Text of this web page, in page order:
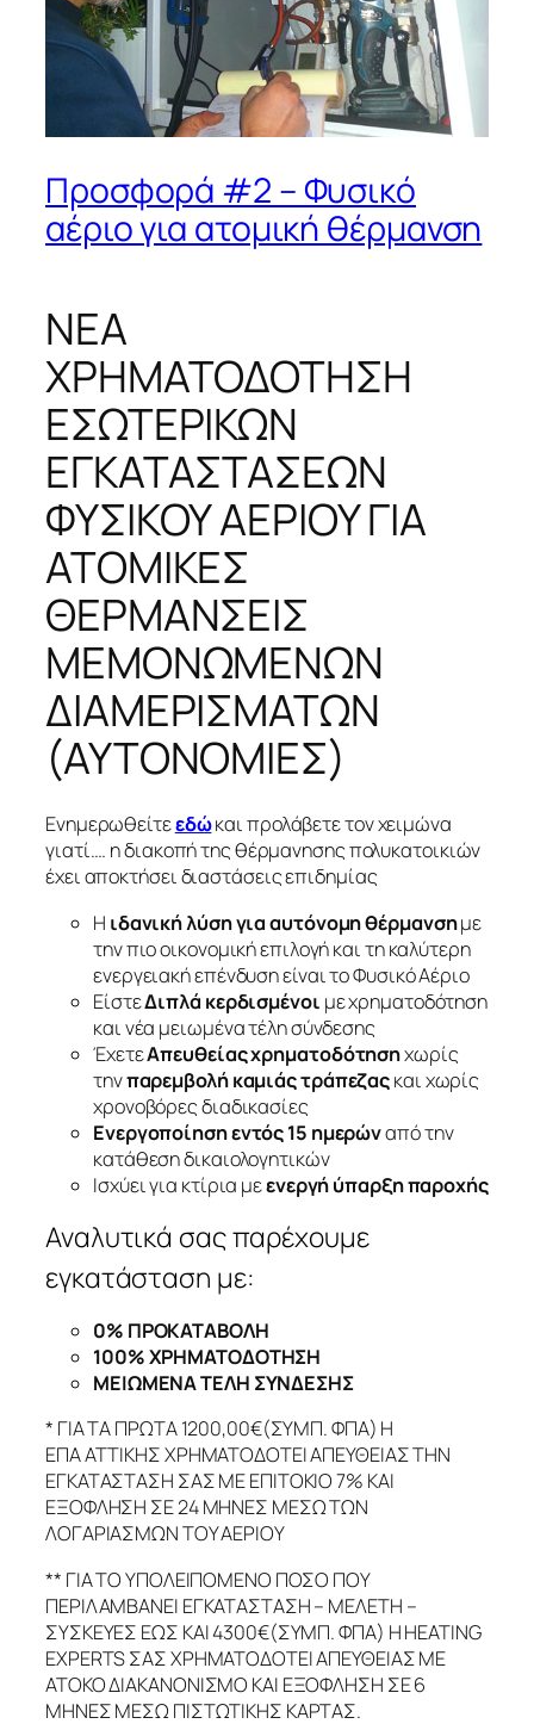
Προσφορά #2 – Φυσικό
αέριο για ατομική θέρμανση
ΝΕΑ
ΧΡΗΜΑΤΟΔΟΤΗΣΗ
ΕΣΩΤΕΡΙΚΩΝ
ΕΓΚΑΤΑΣΤΑΣΕΩΝ
ΦΥΣΙΚΟΥ ΑΕΡΙΟΥ ΓΙΑ
ΑΤΟΜΙΚΕΣ
ΘΕΡΜΑΝΣΕΙΣ
ΜΕΜΟΝΩΜΕΝΩΝ
ΔΙΑΜΕΡΙΣΜΑΤΩΝ
(ΑΥΤΟΝΟΜΙΕΣ)
Ενημερωθείτεεδώκαι προλάβετε τον χειμώνα
γιατί…. η διακοπή της θέρμανησης πολυκατοικιών
έχει αποκτήσει διαστάσεις επιδημίας
Η ιδανική λύση για αυτόνομη θέρμανσημε
την πιο οικονομική επιλογή και τη καλύτερη
ενεργειακή επένδυση είναι το Φυσικό Αέριο
ΕίστεΔιπλά κερδισμένοι με χρηματοδότηση
και νέα μειωμένα τέλη σύνδεσης
ΈχετεΑπευθείας χρηματοδότησηχωρίς
τηνπαρεμβολή καμιάς τράπεζαςκαι χωρίς
χρονοβόρες διαδικασίες
Ενεργοποίηση εντός 15 ημερώναπό την
κατάθεση δικαιολογητικών
Ισχύει για κτίρια μεενεργή ύπαρξη παροχής
Αναλυτικά σας παρέχουμε
εγκατάσταση με:
0% ΠΡΟΚΑΤΑΒΟΛΗ
100% ΧΡΗΜΑΤΟΔΟΤΗΣΗ
ΜΕΙΩΜΕΝΑ ΤΕΛΗ ΣΥΝΔΕΣΗΣ
* ΓΙΑ ΤΑ ΠΡΩΤΑ 1200,00€(ΣΥΜΠ. ΦΠΑ) Η
ΕΠΑ ΑΤΤΙΚΗΣ ΧΡΗΜΑΤΟΔΟΤΕΙ ΑΠΕΥΘΕΙΑΣ ΤΗΝ
ΕΓΚΑΤΑΣΤΑΣΗ ΣΑΣ ΜΕ ΕΠΙΤΟΚΙΟ 7% ΚΑΙ
ΕΞΟΦΛΗΣΗ ΣΕ 24 ΜΗΝΕΣ ΜΕΣΩ ΤΩΝ
ΛΟΓΑΡΙΑΣΜΩΝ ΤΟΥ ΑΕΡΙΟΥ
** ΓΙΑ ΤΟ ΥΠΟΛΕΙΠΟΜΕΝΟ ΠΟΣΟ ΠΟΥ
ΠΕΡΙΛΑΜΒΑΝΕΙ ΕΓΚΑΤΑΣΤΑΣΗ – ΜΕΛΕΤΗ –
ΣΥΣΚΕΥΕΣ ΕΩΣ ΚΑΙ 4300€(ΣΥΜΠ. ΦΠΑ) Η HEATING
EXPERTS ΣΑΣ ΧΡΗΜΑΤΟΔΟΤΕΙ ΑΠΕΥΘΕΙΑΣ ΜΕ
ΑΤΟΚΟ ΔΙΑΚΑΝΟΝΙΣΜΟ ΚΑΙ ΕΞΟΦΛΗΣΗ ΣΕ 6
ΜΗΝΕΣ ΜΕΣΩ ΠΙΣΤΩΤΙΚΗΣ ΚΑΡΤΑΣ.